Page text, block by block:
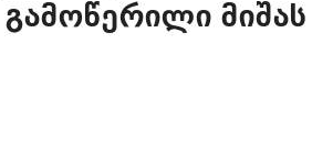
გამოწერილი მიშას